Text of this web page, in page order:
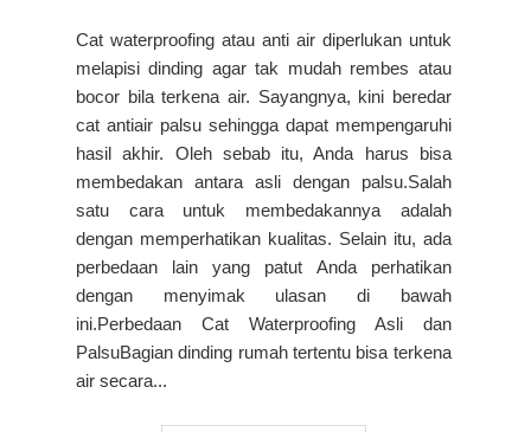
Cat waterproofing atau anti air diperlukan untuk
melapisi dinding agar tak mudah rembes atau
bocor bila terkena air. Sayangnya, kini beredar
cat antiair palsu sehingga dapat mempengaruhi
hasil akhir. Oleh sebab itu, Anda harus bisa
membedakan antara asli dengan palsu.Salah
satu cara untuk membedakannya adalah
dengan memperhatikan kualitas. Selain itu, ada
perbedaan lain yang patut Anda perhatikan
dengan menyimak ulasan di bawah
ini.Perbedaan Cat Waterproofing Asli dan
PalsuBagian dinding rumah tertentu bisa terkena
air secara...